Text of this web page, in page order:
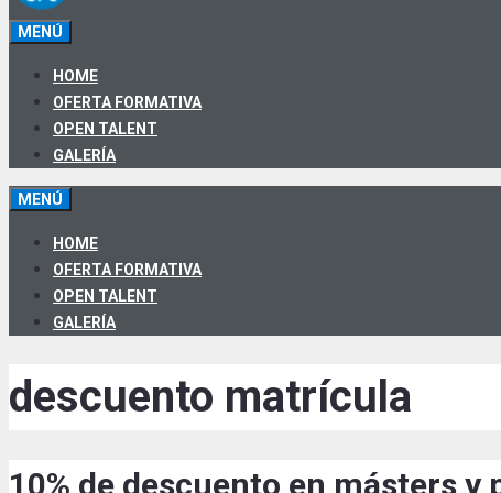
MENÚ
HOME
OFERTA FORMATIVA
OPEN TALENT
GALERÍA
MENÚ
HOME
OFERTA FORMATIVA
OPEN TALENT
GALERÍA
descuento matrícula
10% de descuento en másters